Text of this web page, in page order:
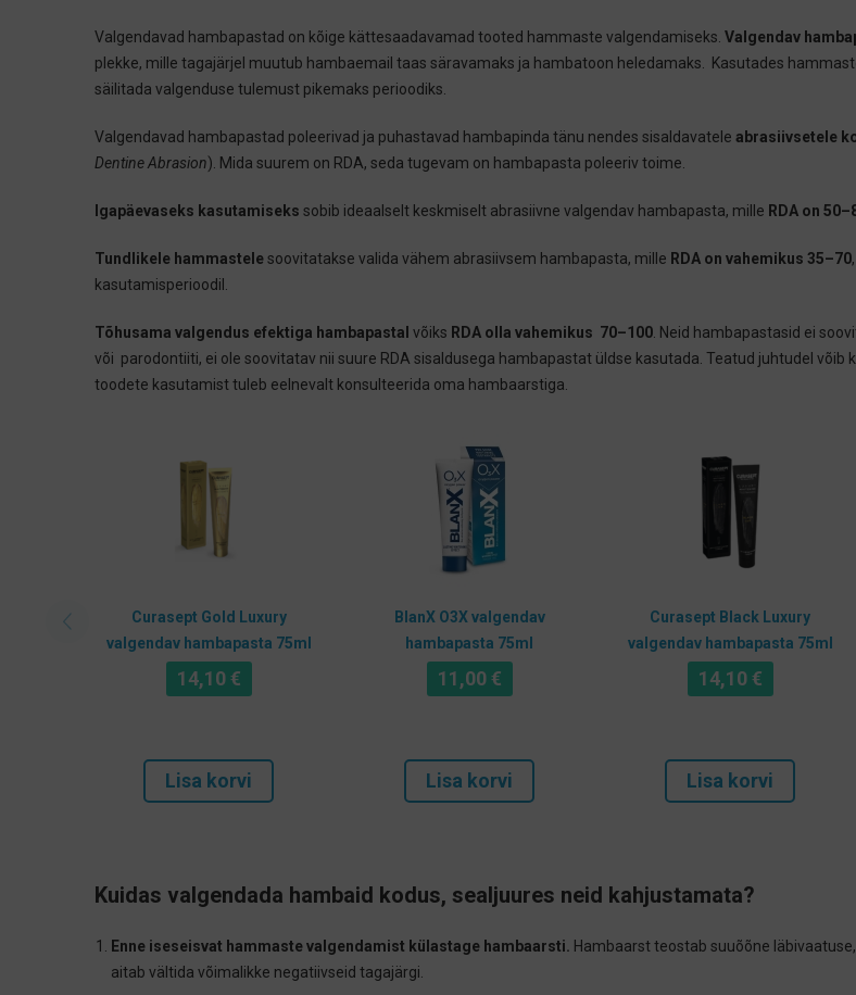
Valgendavad hambapastad on kõige kättesaadavamad tooted hammaste valgendamiseks. Valgendav
plekke, mille tagajärjel muutub hambaemail taas säravamaks ja hambatoon heledamaks. Kasutades
säilitada valgenduse tulemust pikemaks perioodiks.
Valgendavad hambapastad poleerivad ja puhastavad hambapinda tänu nendes sisaldavatele abrasiivsetele
Dentine Abrasion). Mida suurem on RDA, seda tugevam on hambapasta poleeriv toime.
Igapäevaseks kasutamiseks sobib ideaalselt keskmiselt abrasiivne valgendav hambapasta, mille RDA on
Tundlikele hammastelesoovitatakse valida vähem abrasiivsem hambapasta, mille RDA on vahemikus 35–70
kasutamisperioodil.
Tõhusama valgendus efektiga hambapastal võiks RDA olla vahemikus 70–100 . Neid hambapastasid ei
või parodontiiti, ei ole soovitatav nii suure RDA sisaldusega hambapastat üldse kasutada. Teatud juhtudel
toodete kasutamist tuleb eelnevalt konsulteerida oma hambaarstiga.
Curasept Gold Luxury
valgendav hambapasta 75ml
14,10€
Lisa korvi
BlanX O3X valgendav
hambapasta 75ml
11,00€
Lisa korvi
Curasept Black Luxury
valgendav hambapasta 75ml
14,10€
Lisa korvi
Kuidas valgendada hambaid kodus, sealjuures neid kahjustamata?
Enne iseseisvat hammaste valgendamist külastage hambaarsti. Hambaarst teostab suuõõne
aitab vältida võimalikke negatiivseid tagajärgi.